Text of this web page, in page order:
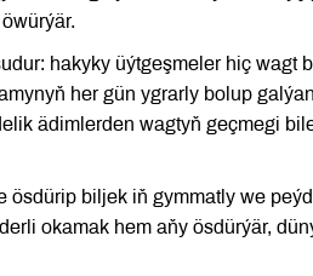
hakyky üýtgeşmeler hiç wagt
her gün ygrarly bolup
ädimlerden wagtyň geçmegi
biljek iň gymmatly we
okamak hem aňy ösdürýär,